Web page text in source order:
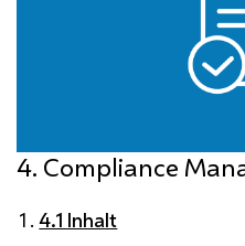
4. Compliance
4.1 Inhalt